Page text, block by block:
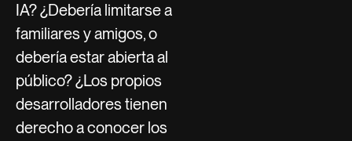
IA? ¿Debería limitarse a
familiares y amigos, o
debería estar abierta al
público? ¿Los propios
desarrolladores tienen
derecho a conocer los